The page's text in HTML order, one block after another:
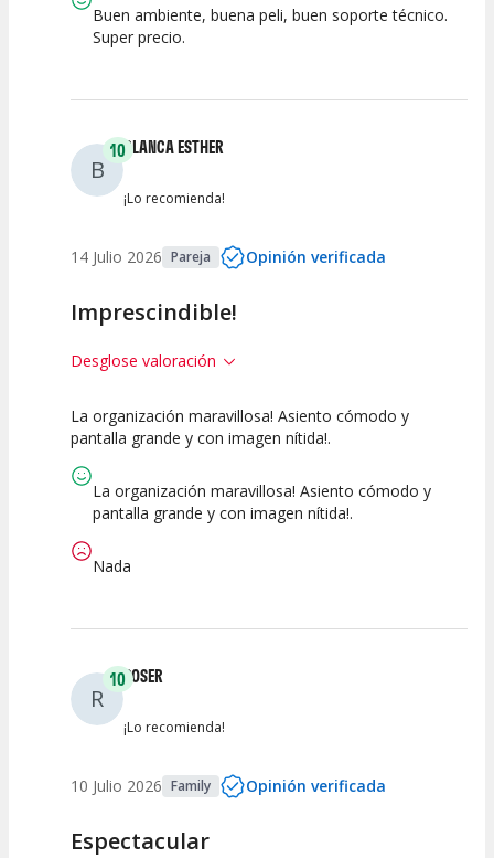
Buen ambiente, buena peli, buen soporte técnico.
Super precio.
B
10BLANCA ESTHER
¡Lo recomienda!
14 Julio 2026 Pareja Opinión verificada
Imprescindible!
Desglose valoración
10
Espectáculo
10
Escena
10
La organización maravillosa! Asiento cómodo y
pantalla grande y con imagen nítida!.
La organización maravillosa! Asiento cómodo y
pantalla grande y con imagen nítida!.
Nada
R
10ROSER
¡Lo recomienda!
10 Julio 2026 Family Opinión verificada
Espectacular